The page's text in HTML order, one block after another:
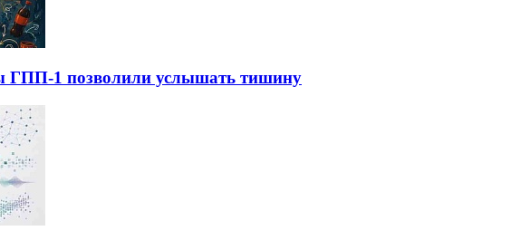
1 позволили услышать тишину